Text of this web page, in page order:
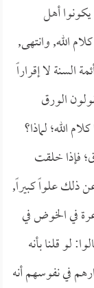
أهل
الله, وانتهى,
السنة لا إقراراً
الورق
الله؛ لماذا؟
فإذا خلقت
ذلك علواً كبيراً,
في الخوض في
لو قلنا بأنه
في نفوسهم أنه